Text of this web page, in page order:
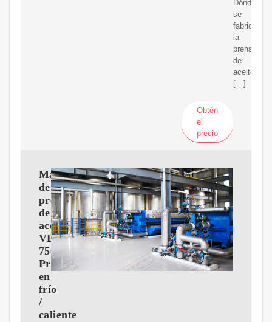
Dónde
se
fabrica
la
prensa
de
aceite?
[…]
Obtén
el
precio
Máquina
de
prensa
de
aceite
VEVOR
750W
Prensa
en
frío
/
caliente